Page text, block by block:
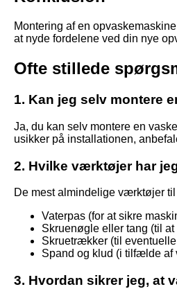
Montering af en
at nyde fordelene ved din nye
Ofte stillede
1. Kan jeg selv montere
Ja, du kan selv montere en
usikker på installationen,
2. Hvilke værktøjer har
De mest almindelige værktøjer
Vaterpas (for at sikre
Skruenøgle eller tang (til
Skruetrækker (til
Spand og klud (i tilfælde af
3. Hvordan sikrer jeg, at